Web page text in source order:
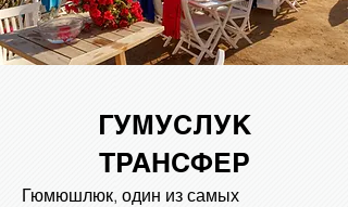
ГУМУСЛУК
ТРАНСФЕР
Гюмюшлюк, один из самых